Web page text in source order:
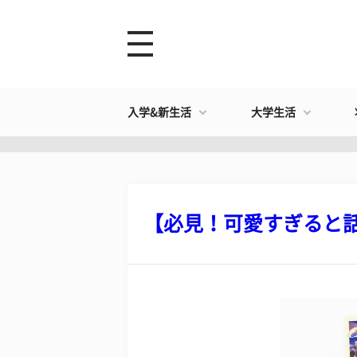
入学&新生活 大学生活
【必見！可愛すぎると